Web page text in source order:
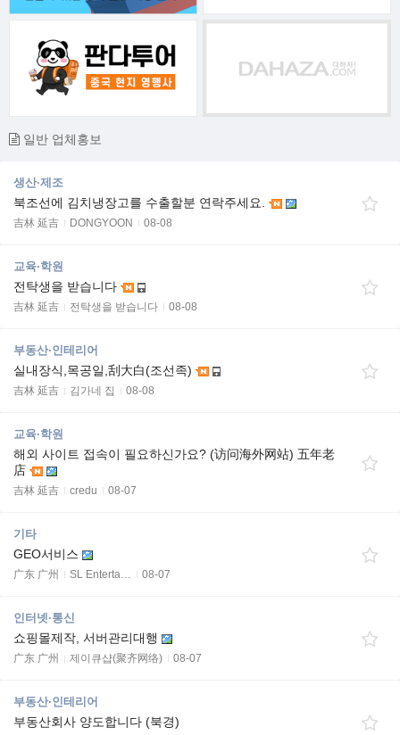
일반 업체홍보
생산·제조
북조선에 김치냉장고를 수출할분 연락주세요.
吉林 延吉 DONGYOON 08-08
교육·학원
전탁생을 받습니다
吉林 延吉 전탁생을 받습니다 08-08
부동산·인테리어
실내장식,목공일,刮大白(조선족)
吉林 延吉 김가네 집 08-08
교육·학원
해외 사이트 접속이 필요하신가요? (访问海外网站) 五年老
店
吉林 延吉 credu 08-07
기타
GEO서비스
广东 广州 SL Enterta… 08-07
인터넷·통신
쇼핑몰제작, 서버관리대행
广东 广州 제이큐샵(聚齐网络) 08-07
부동산·인테리어
부동산회사 양도합니다 (북경)